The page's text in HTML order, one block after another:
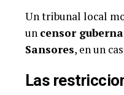
Un tribunal local
un censor
Sansores, en un
Las